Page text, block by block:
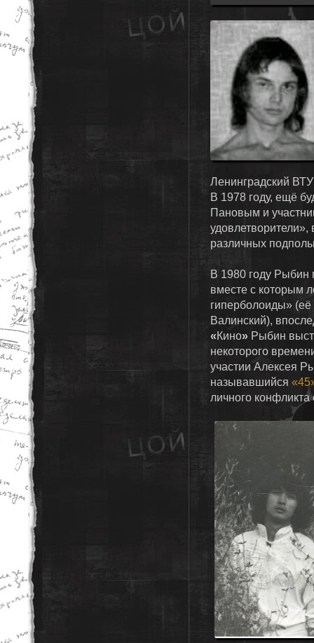
Ленинградский
В 1978 году, ещё
Пановым и
различных
В 1980 году Рыбин
вместе с которым
гиперболоиды» (её
Валинский),
«Кино» Рыбин
некоторого
участии Алексея
называвшийся
личного